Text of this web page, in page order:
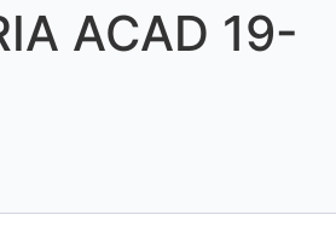
ACAD 19-